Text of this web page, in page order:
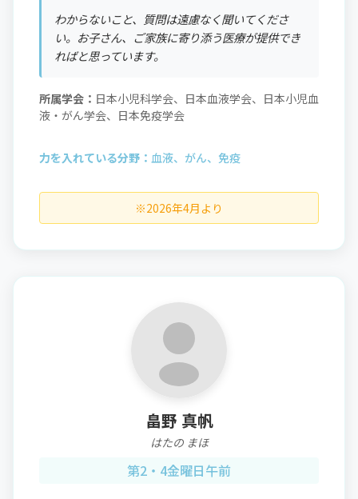
わからないこと、質問は遠慮なく聞いてくださ
い。お子さん、ご家族に寄り添う医療が提供でき
ればと思っています。
所属学会： 日本小児科学会、日本血液学会、日本小児血
液・がん学会、日本免疫学会
力を入れている分野： 血液、がん、免疫
※2026年4月より
畠野 真帆
はたの まほ
第2・4金曜日午前